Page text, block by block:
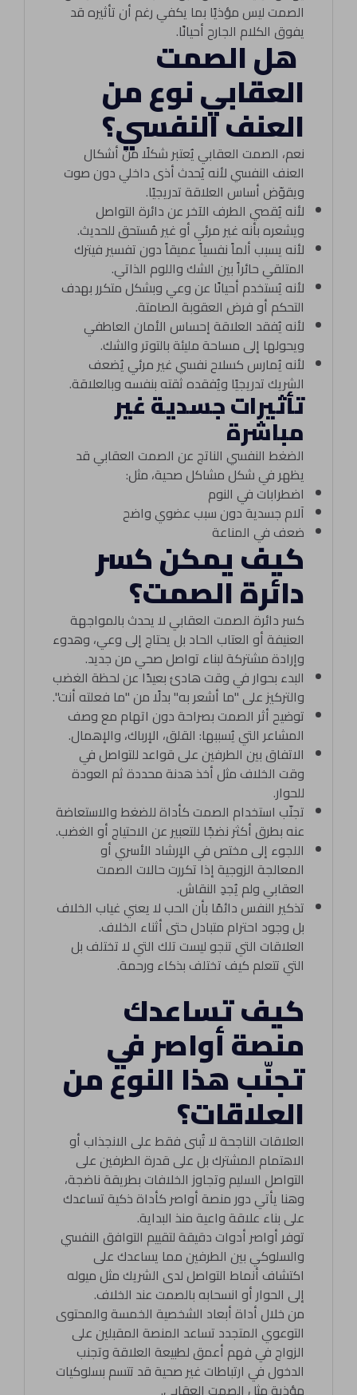
الصمت ليس مؤذيًا بما يكفي رغم أن تأثيره قد
يفوق الكلام الجارح أحيانًا.
هل الصمت
العقابي نوع من
العنف النفسي؟
نعم، الصمت العقابي يُعتبر شكلًا من أشكال
العنف النفسي لأنه يُحدث أذى داخلي دون صوت
ويقوّض أساس العلاقة تدريجيًا.
لأنه يُقصي الطرف الآخر عن دائرة التواصل
ويشعره بأنه غير مرئي أو غير مُستحق للحديث.
لأنه يسبب ألماً نفسياً عميقاً دون تفسير فيترك
المتلقي حائراً بين الشك واللوم الذاتي.
لأنه يُستخدم أحيانًا عن وعي وبشكل متكرر بهدف
التحكم أو فرض العقوبة الصامتة.
لأنه يُفقد العلاقة إحساس الأمان العاطفي
ويحولها إلى مساحة مليئة بالتوتر والشك.
لأنه يُمارس كسلاح نفسي غير مرئي يُضعف
الشريك تدريجيًا ويُفقده ثقته بنفسه وبالعلاقة.
تأثيرات جسدية غير
مباشرة
الضغط النفسي الناتج عن الصمت العقابي قد
يظهر في شكل مشاكل صحية، مثل:
اضطرابات في النوم
آلام جسدية دون سبب عضوي واضح
ضعف في المناعة
كيف يمكن كسر
دائرة الصمت؟
كسر دائرة الصمت العقابي لا يحدث بالمواجهة
العنيفة أو العتاب الحاد بل يحتاج إلى وعي، وهدوء
وإرادة مشتركة لبناء تواصل صحي من جديد.
البدء بحوار في وقت هادئ بعيدًا عن لحظة الغضب
والتركيز على "ما أشعر به" بدلًا من "ما فعلته أنت".
توضيح أثر الصمت بصراحة دون اتهام مع وصف
المشاعر التي يُسببها: القلق، الإرباك، والإهمال.
الاتفاق بين الطرفين على قواعد للتواصل في
وقت الخلاف مثل أخذ هدنة محددة ثم العودة
للحوار.
تجنّب استخدام الصمت كأداة للضغط والاستعاضة
عنه بطرق أكثر نضجًا للتعبير عن الاحتياج أو الغضب.
اللجوء إلى مختص في الإرشاد الأسري أو
المعالجة الزوجية إذا تكررت حالات الصمت
العقابي ولم يُجدِ النقاش.
تذكير النفس دائمًا بأن الحب لا يعني غياب الخلاف
بل وجود احترام متبادل حتى أثناء الخلاف.
العلاقات التي تنجو ليست تلك التي لا تختلف بل
التي تتعلم كيف تختلف بذكاء ورحمة.
كيف تساعدك
منصة أواصر في
تجنّب هذا النوع من
العلاقات؟
العلاقات الناجحة لا تُبنى فقط على الانجذاب أو
الاهتمام المشترك بل على قدرة الطرفين على
التواصل السليم وتجاوز الخلافات بطريقة ناضجة،
وهنا يأتي دور منصة أواصر كأداة ذكية تساعدك
على بناء علاقة واعية منذ البداية.
توفر أواصر أدوات دقيقة لتقييم التوافق النفسي
والسلوكي بين الطرفين مما يساعدك على
اكتشاف أنماط التواصل لدى الشريك مثل ميوله
إلى الحوار أو انسحابه بالصمت عند الخلاف.
من خلال أداة أبعاد الشخصية الخمسة والمحتوى
التوعوي المتجدد تساعد المنصة المقبلين على
الزواج في فهم أعمق لطبيعة العلاقة وتجنب
الدخول في ارتباطات غير صحية قد تتسم بسلوكيات